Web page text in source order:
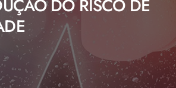
DO RISCO DE